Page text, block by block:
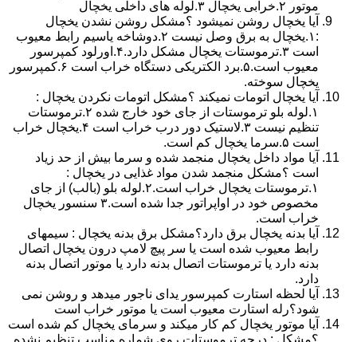
موتور ۲.خرابی یخچال ۳.لوله های داخلی یخچال
آیا یخچال روشن نمیشود ؟مشکل روشن نشدن یخچال
:۱.یخچال به برق وصل نیست ۲.دوشاخه یاسیم رابط معیوب
است ۳.ترموستات یخچال مشکل دارد.۴.اورلود کمپرسور
معیوب است.۵.برد الکتریکی دستگاه خراب است ۶.کمپرسور
یخچال سوخته.
آیا یخچال اتومات نمیکند ؟مشکل اتومات نکردن یخچال :
۱.لوله بلو ترموستات از جای خود خارج شده ۲.ترموستات
تنظیم نیست ۳.لاستیک دور درب خراب است ۴.یخچال خراب
است ۵.سرما یخچال کم است.
آیا مواد داخل یخچال منجمد شده و سرما بیش از حد زیاد
است ؟مشکل منجمد شدن مواد غذایی در یخچال :
۱.ترموستات یخچال خراب است.۲.لوله بلو (بالب) از جای
مخصوص خود در اواپراتور جدا شده است.۳ سنسور یخچال
خراب است.
آیا بدنه یخچال برق دارد؟مشکل برق بدنه یخچال : سیمهای
رابط معیوب شده است یا سر پیچ لامپ درون یخچال اتصال
بدنه دارد یا ترموستات اتصال بدنه دارد یا موتور اتصال بدنه
دارد.
آیا لحظه استارت کمپرسور یدای ناجور میدهد و روشن نمی
شود؟رله استارت معیوب است یا موتور خراب است
آیا موتور یخچال کم کار میکند و سرمای یخچال کم شده است
؟مشکل : درجه ترموستات روی شماره مناسب تنظیم نشده